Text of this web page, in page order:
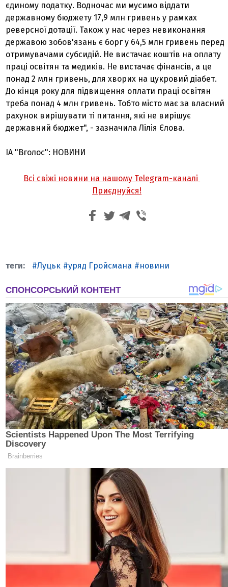
єдиному податку. Водночас ми мусимо віддати
державному бюджету 17,9 млн гривень у рамках
реверсної дотації. Також у нас через невиконання
державою зобов'язань є борг у 64,5 млн гривень перед
отримувачами субсидій. Не вистачає коштів на оплату
праці освітян та медиків. Не вистачає фінансів, а це
понад 2 млн гривень, для хворих на цукровий діабет.
До кінця року для підвищення оплати праці освітян
треба понад 4 млн гривень. Тобто місто має за власний
рахунок вирішувати ті питання, які не вирішує
державний бюджет", - зазначила Лілія Єлова.
ІА "Вголос": НОВИНИ
Всі свіжі новини на нашому Telegram-каналі
Приєднуйся!
Луцьк уряд Гройсмана новини